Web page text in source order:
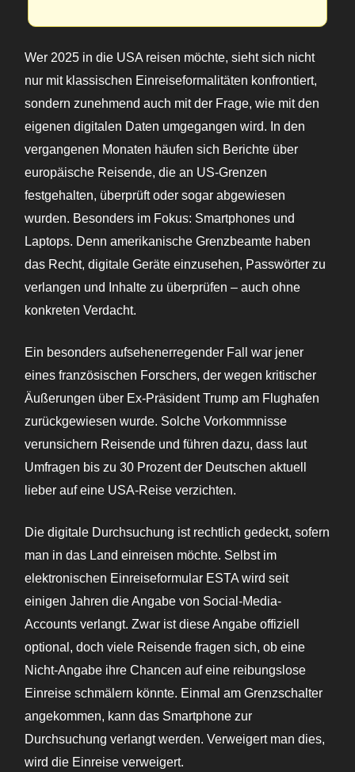
Wer 2025 in die USA reisen möchte, sieht sich nicht
nur mit klassischen Einreiseformalitäten konfrontiert,
sondern zunehmend auch mit der Frage, wie mit den
eigenen digitalen Daten umgegangen wird. In den
vergangenen Monaten häufen sich Berichte über
europäische Reisende, die an US-Grenzen
festgehalten, überprüft oder sogar abgewiesen
wurden. Besonders im Fokus: Smartphones und
Laptops. Denn amerikanische Grenzbeamte haben
das Recht, digitale Geräte einzusehen, Passwörter zu
verlangen und Inhalte zu überprüfen – auch ohne
konkreten Verdacht.
Ein besonders aufsehenerregender Fall war jener
eines französischen Forschers, der wegen kritischer
Äußerungen über Ex-Präsident Trump am Flughafen
zurückgewiesen wurde. Solche Vorkommnisse
verunsichern Reisende und führen dazu, dass laut
Umfragen bis zu 30 Prozent der Deutschen aktuell
lieber auf eine USA-Reise verzichten.
Die digitale Durchsuchung ist rechtlich gedeckt, sofern
man in das Land einreisen möchte. Selbst im
elektronischen Einreiseformular ESTA wird seit
einigen Jahren die Angabe von Social-Media-
Accounts verlangt. Zwar ist diese Angabe offiziell
optional, doch viele Reisende fragen sich, ob eine
Nicht-Angabe ihre Chancen auf eine reibungslose
Einreise schmälern könnte. Einmal am Grenzschalter
angekommen, kann das Smartphone zur
Durchsuchung verlangt werden. Verweigert man dies,
wird die Einreise verweigert.